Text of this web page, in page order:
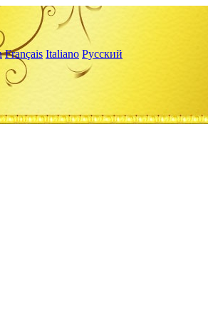
Français Italiano Русский